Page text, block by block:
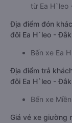
từ Ea H`leo
Địa điểm đón
đôi Ea H`leo -
Bến xe Ea
Địa điểm trả
đôi Ea H`leo -
Bến xe
Giá vé xe giường